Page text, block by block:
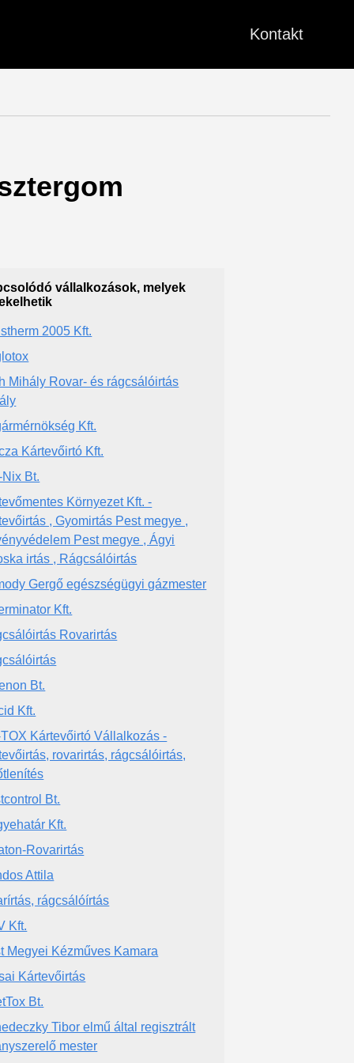
Kontakt
vállalkozások, melyek
2005 Kft.
Mihály Rovar- és rágcsálóirtás
Kft.
Kártevőirtó Kft.
Bt.
Környezet Kft. -
, Gyomirtás Pest megye ,
Pest megye , Ágyi
irtás , Rágcsálóirtás
Gergő egészségügyi gázmester
Kft.
Rovarirtás
Bt.
Kft.
Kártevőirtó Vállalkozás -
rovarirtás, rágcsálóirtás,
Bt.
Kft.
Rovarirtás
Attila
rágcsálóírtás
Kft.
Megyei Kézműves Kamara
Kártevőirtás
Bt.
Tibor elmű által regisztrált
mester